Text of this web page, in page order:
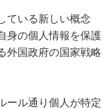
ている新しい概念
身の個人情報を保護
外国政府の国家戦略
ール通り個人が特定